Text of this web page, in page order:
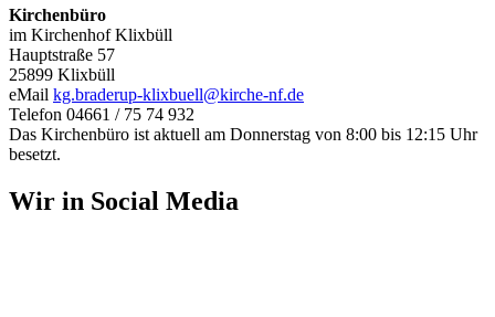
Kirchenbüro
im Kirchenhof Klixbüll
Hauptstraße 57
25899 Klixbüll
eMail kg.braderup-klixbuell@kirche-nf.de
Telefon 04661 / 75 74 932
Das Kirchenbüro ist aktuell am Donnerstag von 8:00 bis 12:15 Uhr
besetzt.
Wir in Social Media